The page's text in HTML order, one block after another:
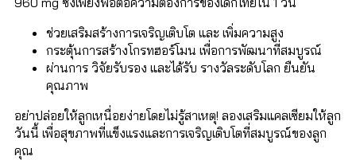
ช่วยเสริมสร้างการเจริญเติบโต และ เพิ่มความสูง
กระตุ้นการสร้างโกรทฮอร์โมน เพื่อการพัฒนาที่สมบูรณ์
ผ่านการ วิจัยรับรอง และได้รับ รางวัลระดับโลก ยืนยัน
คุณภาพ
อย่าปล่อยให้ลูกเหนื่อยง่ายโดยไม่รู้สาเหตุ! ลองเสริมแคลเซียมให้ลูก
วันนี้ เพื่อสุขภาพที่แข็งแรงและการเจริญเติบโตที่สมบูรณ์ของลูก
คุณ